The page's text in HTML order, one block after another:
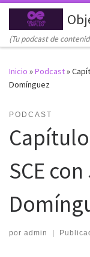
Saltar al contenido
(Tu podcast de
Inicio »Podcast»
Domínguez
PODCAST
SCE
por admin |